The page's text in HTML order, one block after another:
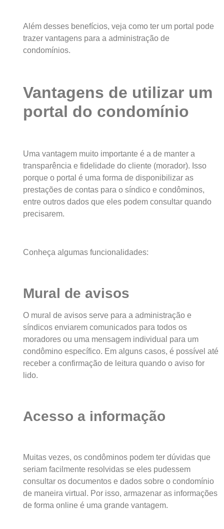
Além desses benefícios, veja como ter um portal pode
trazer vantagens para a administração de
condomínios.
Vantagens de utilizar um
portal do condomínio
Uma vantagem muito importante é a de manter a
transparência e fidelidade do cliente (morador). Isso
porque o portal é uma forma de disponibilizar as
prestações de contas para o síndico e condôminos,
entre outros dados que eles podem consultar quando
precisarem.
Conheça algumas funcionalidades:
Mural de avisos
O mural de avisos serve para a administração e
síndicos enviarem comunicados para todos os
moradores ou uma mensagem individual para um
condômino específico. Em alguns casos, é possível até
receber a confirmação de leitura quando o aviso for
lido.
Acesso a informação
Muitas vezes, os condôminos podem ter dúvidas que
seriam facilmente resolvidas se eles pudessem
consultar os documentos e dados sobre o condomínio
de maneira virtual. Por isso, armazenar as informações
de forma online é uma grande vantagem.